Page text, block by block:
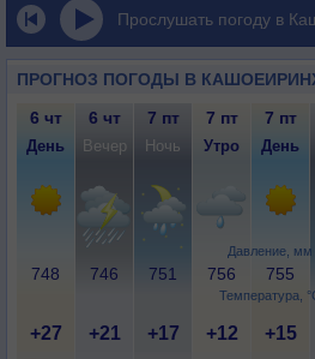
Прослушать погоду в
ПРОГНОЗ ПОГОДЫ В
Давление, мм
Температура,
6 чт 6 чт 7 пт 7 пт 7 пт
День Вечер Ночь Утро День
748 746 751 756 755
+27 +21 +17 +12 +15